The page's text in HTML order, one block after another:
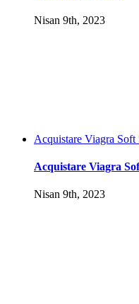
Nisan 9th, 2023
Acquistare Viagra Soft
Acquistare Viagra
Nisan 9th, 2023